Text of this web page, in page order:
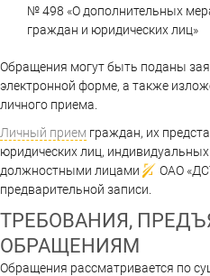
№ 498 «О дополнительных
граждан и юридических лиц»
Обращения могут быть поданы
электронной форме, а также
личного приема.
Личный прием граждан, их
юридических лиц,
должностными лицами
ОАО
предварительной записи.
ТРЕБОВАНИЯ,
ОБРАЩЕНИЯМ
Обращения рассматривается по